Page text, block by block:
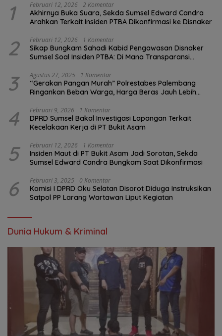
1 Februari 12, 2026 2 Komentar
Akhirnya Buka Suara, Sekda Sumsel Edward Candra
Arahkan Terkait Insiden PTBA Dikonfirmasi ke Disnaker
2 Februari 12, 2026 1 Komentar
Sikap Bungkam Sahadi Kabid Pengawasan Disnaker
Sumsel Soal Insiden PTBA: Di Mana Transparansi
3 Agustus 27, 2025 1 Komentar
“Gerakan Pangan Murah” Polrestabes Palembang
Ringankan Beban Warga, Harga Beras Jauh Lebih
4 Februari 9, 2026 1 Komentar
DPRD Sumsel Bakal Investigasi Lapangan Terkait
Kecelakaan Kerja di PT Bukit Asam
5 Februari 12, 2026 1 Komentar
Insiden Maut di PT Bukit Asam Jadi Sorotan, Sekda
Sumsel Edward Candra Bungkam Saat Dikonfirmasi
6 Februari 3, 2025 0 Komentar
Komisi I DPRD Oku Selatan Disorot Diduga Instruksikan
Satpol PP Larang Wartawan Liput Kegiatan
Dunia Hukum & Kriminal